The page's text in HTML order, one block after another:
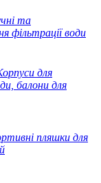
та
фільтрації води
для
балони для
пляшки для